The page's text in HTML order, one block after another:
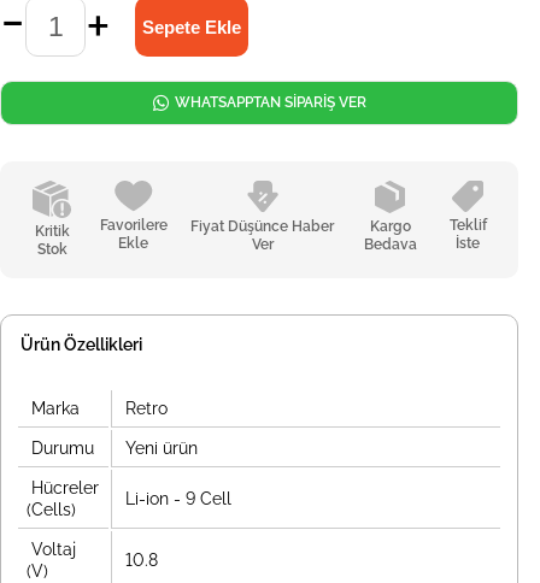
Kritik
Stok
Favorilere
Ekle
Fiyat Düşünce Haber
Ver
Kargo
Bedava
Teklif
İste
WHATSAPPTAN SİPARİŞ VER
Ürün Özellikleri
Marka Retro
Durumu Yeni ürün
Hücreler
(Cells)
Li-ion - 9 Cell
Voltaj
(V)
10.8